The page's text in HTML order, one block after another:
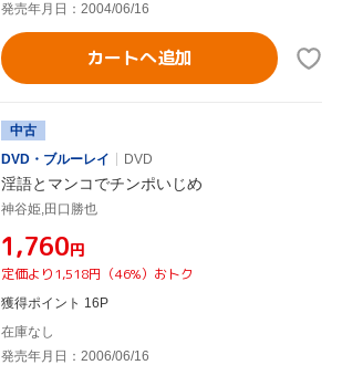
発売年月日：2004/06/16
カートへ追加
中古
DVD・ブルーレイ
DVD
淫語とマンコでチンポいじめ
神谷姫,田口勝也
¥1,760円
定価より1,518円（46%）おトク
獲得ポイント 16P
在庫なし
発売年月日：2006/06/16